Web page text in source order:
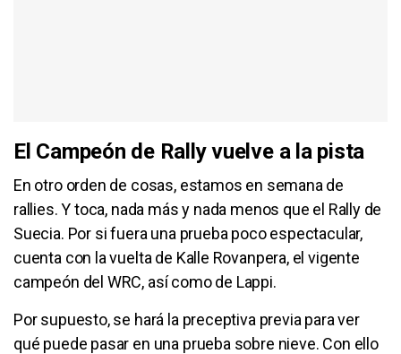
El Campeón de Rally vuelve a la pista
En otro orden de cosas, estamos en semana de
rallies. Y toca, nada más y nada menos que el Rally de
Suecia. Por si fuera una prueba poco espectacular,
cuenta con la vuelta de Kalle Rovanpera, el vigente
campeón del WRC, así como de Lappi.
Por supuesto, se hará la preceptiva previa para ver
qué puede pasar en una prueba sobre nieve. Con ello